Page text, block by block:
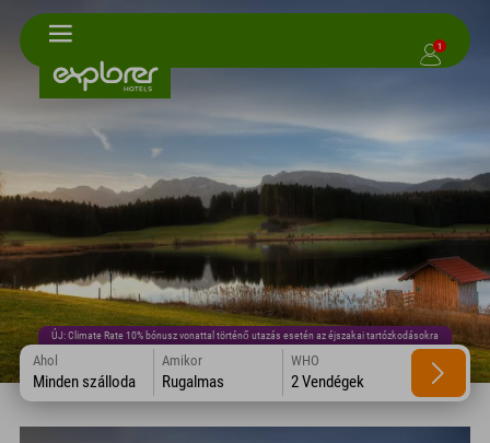
1
ÚJ: Climate Rate 10% bónusz vonattal történő utazás esetén az éjszakai tartózkodásokra
Ahol
Minden szálloda
Amikor
Rugalmas
WHO
2 Vendégek